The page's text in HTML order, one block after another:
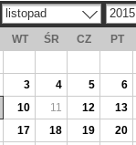
listopad 2015
WT ŚR CZ PT
3 4 5 6
10 11 12 13
17 18 19 20